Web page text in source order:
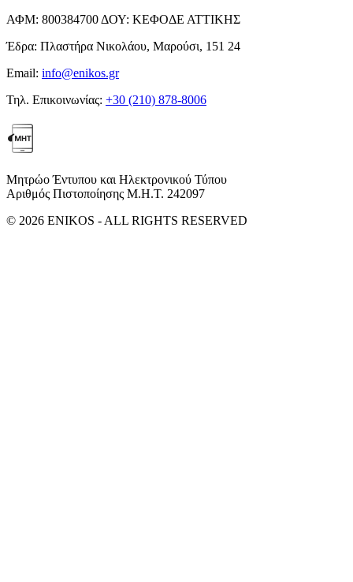
ΑΦΜ: 800384700 ΔΟΥ: ΚΕΦΟΔΕ ΑΤΤΙΚΗΣ
Έδρα: Πλαστήρα Νικολάου, Μαρούσι, 151 24
Email: info@enikos.gr
Τηλ. Επικοινωνίας: +30 (210) 878-8006
Μητρώο Έντυπου και Ηλεκτρονικού Τύπου
Αριθμός Πιστοποίησης Μ.Η.Τ. 242097
© 2026 ENIKOS - ALL RIGHTS RESERVED